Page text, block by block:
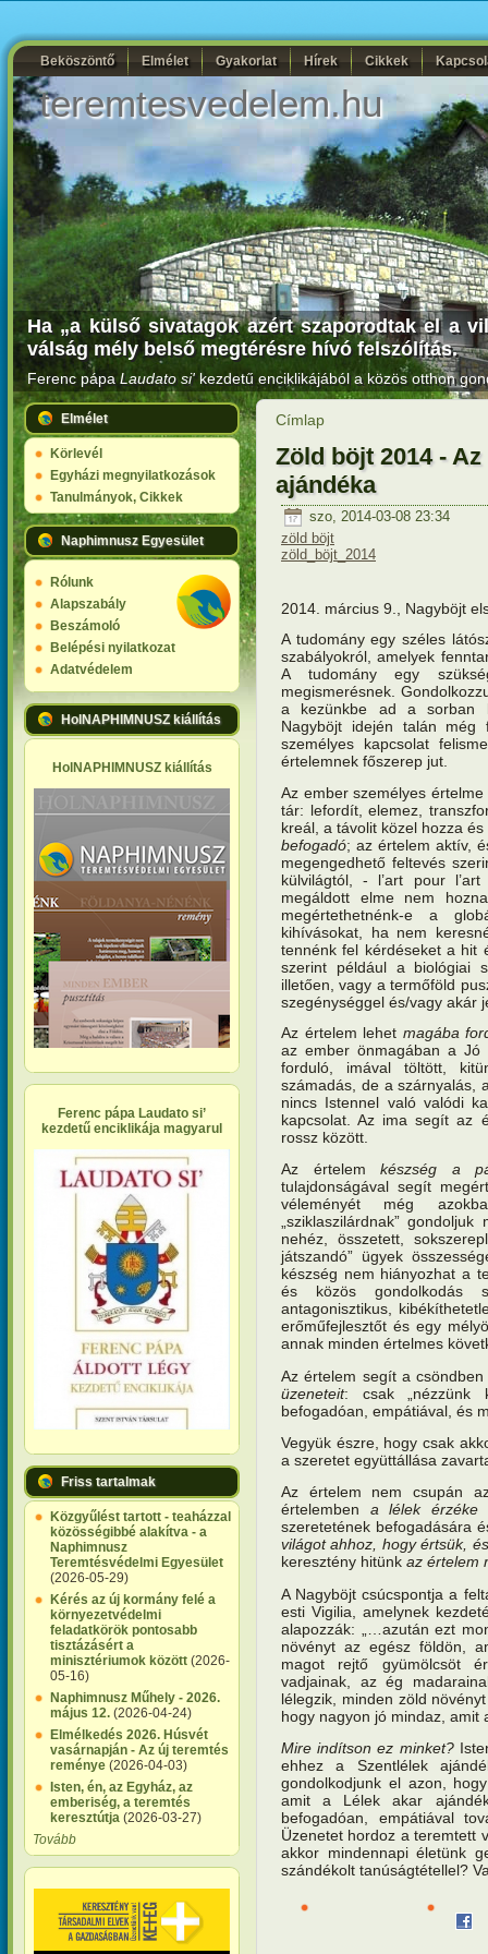
Beköszöntő Elmélet Gyakorlat Hírek Cikkek
teremtesvedelem.hu
Ha „a külső sivatagok azért szaporodtak el a
válság mély belső megtérésre hívó felszólítás.
Ferenc pápaLaudato si'kezdetű enciklikájából a közös otthon
Elmélet
Körlevél
Egyházi megnyilatkozások
Tanulmányok, Cikkek
Naphimnusz Egyesület
Rólunk
Alapszabály
Beszámoló
Belépési nyilatkozat
Adatvédelem
HolNAPHIMNUSZ kiállítás
HolNAPHIMNUSZ kiállítás
Ferenc pápa Laudato si’
kezdetű enciklikája magyarul
Friss tartalmak
Közgyűlést tartott - teaházzal
közösségibbé alakítva - a
Naphimnusz
Teremtésvédelmi Egyesület
(2026-05-29)
Kérés az új kormány felé a
környezetvédelmi
feladatkörök pontosabb
tisztázásért a
minisztériumok között (2026-
05-16)
Naphimnusz Műhely - 2026.
május 12. (2026-04-24)
Elmélkedés 2026. Húsvét
vasárnapján - Az új teremtés
reménye (2026-04-03)
Isten, én, az Egyház, az
emberiség, a teremtés
keresztútja (2026-03-27)
Tovább
Címlap
Zöld böjt 2014 -
ajándéka
szo, 2014-03-08 23:34
zöld böjt
zöld_böjt_2014
2014. március 9., Nagyböjt
A tudomány egy széles
szabályokról, amelyek
A tudomány egy
megismerésnek.
a kezünkbe ad a sorban
Nagyböjt idején talán még
személyes kapcsolat
értelemnek főszerep jut.
Az ember személyes
tár: lefordít, elemez,
kreál, a távolit közel hozza
befogadó; az értelem aktív,
megengedhető feltevés
külvilágtól, - l’art pour
megáldott elme nem
megértethetnénk-e a
kihívásokat, ha nem
tennénk fel kérdéseket a hit
szerint például a biológiai
illetően, vagy a termőföld
szegénységgel és/vagy akár
Az értelem lehet magába
az ember önmagában a Jó
forduló, imával töltött,
számadás, de a szárnyalás,
nincs Istennel való valódi
kapcsolat. Az ima segít az
rossz között.
Az értelem készség a
tulajdonságával segít
véleményét még
„sziklaszilárdnak”
nehéz, összetett,
játszandó” ügyek
készség nem hiányozhat a
és közös gondolkodás
antagonisztikus,
erőműfejlesztőt és egy
annak minden értelmes
Az értelem segít a
üzeneteit: csak „nézzünk
befogadóan, empátiával, és
Vegyük észre, hogy csak
a szeretet együttállása
Az értelem nem csupán
értelemben a
lélek érzéke
szeretetének befogadására
világot ahhoz, hogy értsük,
keresztény hitünk az értelem
A Nagyböjt csúcspontja a
esti Vigilia, amelynek
alapozzák: „…azután ezt
növényt az egész földön,
magot rejtő gyümölcsöt
vadjainak, az ég
lélegzik, minden zöld
hogy nagyon jó mindaz, amit
Mire indítson ez minket?
ehhez a Szentlélek
gondolkodjunk el azon,
amit a Lélek akar
befogadóan, empátiával
Üzenetet hordoz a teremtett
akkor mindennapi életünk
szándékolt tanúságtétellel?